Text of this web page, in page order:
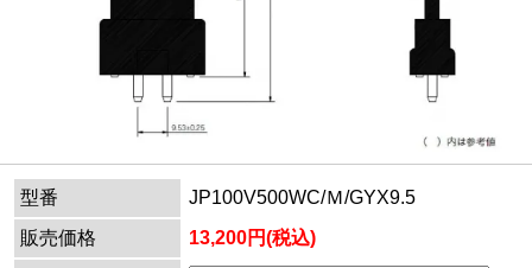
型番
JP100V500WC/Ｍ/GYX9.5
販売価格
13,200円(税込)